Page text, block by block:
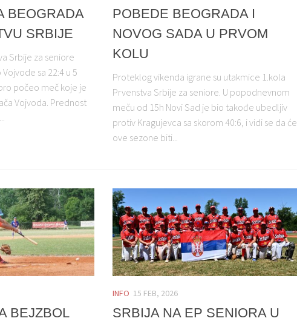
BEOGRADA
SRBIJE
Srbije za seniore
sa 22:4 u 5
počeo meč koje je
Vojvoda. Prednost
POBEDE BEOGRADA I
NOVOG SADA U PRVOM
KOLU
Proteklog vikenda igrane su utakmice 1.kola
Prvenstva Srbije za seniore. U popodnevnom
meču od 15h Novi Sad je bio takođe ubedljiv
protiv Kragujevca sa skorom 40:6, i vidi se da će
ove sezone biti...
BEJZBOL
INFO 15 FEB, 2026
SRBIJA NA EP SENIORA U